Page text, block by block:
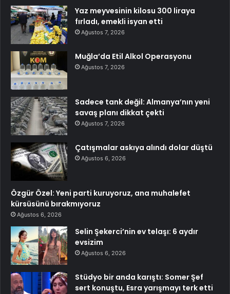
Yaz meyvesinin kilosu 300 liraya
fırladı, emekli isyan etti
Ağustos 7, 2026
Muğla’da Etil Alkol Operasyonu
Ağustos 7, 2026
Sadece tank değil: Almanya’nın yeni
savaş planı dikkat çekti
Ağustos 7, 2026
Çatışmalar askıya alındı dolar düştü
Ağustos 6, 2026
Özgür Özel: Yeni parti kuruyoruz, ana muhalefet
kürsüsünü bırakmıyoruz
Ağustos 6, 2026
Selin Şekerci’nin ev telaşı: 6 aydır
evsizim
Ağustos 6, 2026
Stüdyo bir anda karıştı: Somer Şef
sert konuştu, Esra yarışmayı terk etti